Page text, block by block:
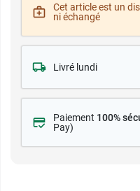
Cet article est un
ni échangé
Livré lundi
Paiement 100%
Pay)